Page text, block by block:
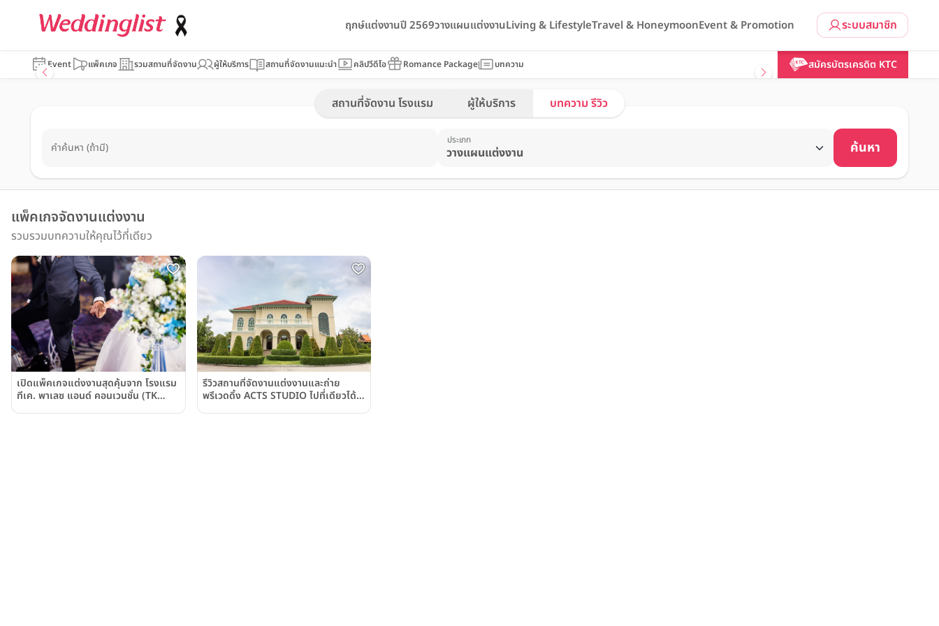
ระบบสมาชิก
ฤกษ์แต่งงานปี 2569วางแผนแต่งงานLiving & LifestyleTravel & HoneymoonEvent & Promotion
Event แพ็คเกจ รวมสถานที่จัดงาน ผู้ให้บริการ สถานที่จัดงานแนะนำ คลิปวีดีโอ Romance Package บทความ สมัครบัตรเครดิต KTC
สถานที่จัดงาน โรงแรม ผู้ให้บริการ บทความ รีวิว
คำค้นหา (ถ้ามี)
ประเภท ค้นหา
แพ็คเกจจัดงานแต่งงาน
รวบรวมบทความให้คุณไว้ที่เดียว
เปิดแพ็คเกจแต่งงานสุดคุ้มจาก โรงแรม
ทีเค. พาเลซ แอนด์ คอนเวนชั่น (TK
รีวิวสถานที่จัดงานแต่งงานและถ่าย
พรีเวดดิ้ง ACTS STUDIO ไปที่เดียวได้